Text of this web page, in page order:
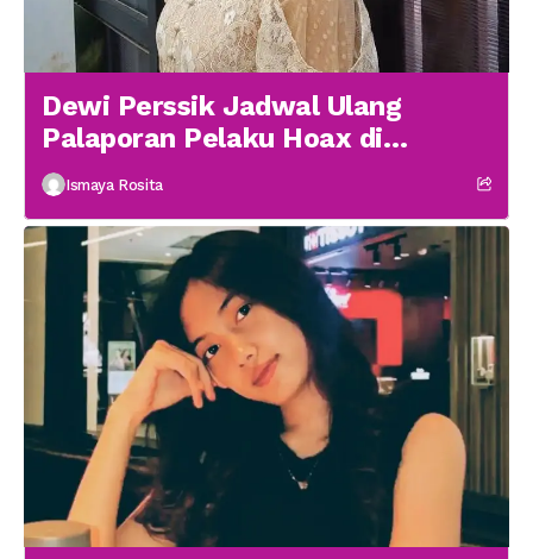
Dewi Perssik Jadwal Ulang
Palaporan Pelaku Hoax di
Medsos
Ismaya Rosita